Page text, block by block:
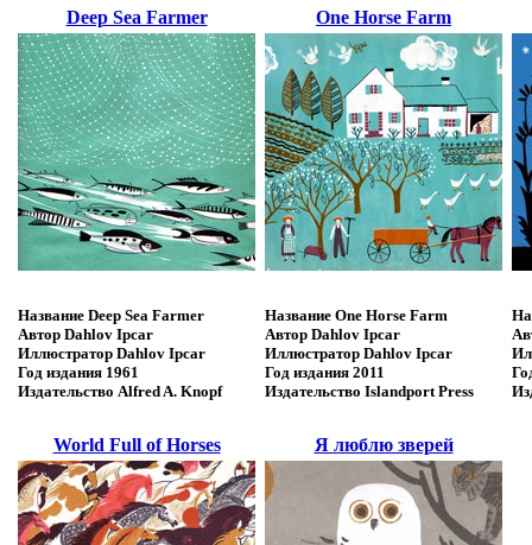
Deep Sea Farmer One Horse Farm
Название Deep Sea Farmer
Автор Dahlov Ipcar
Иллюстратор Dahlov Ipcar
Год издания 1961
Издательство Alfred A. Knopf
Название One Horse Farm
Автор Dahlov Ipcar
Иллюстратор Dahlov Ipcar
Год издания 2011
Издательство Islandport Press
World Full of Horses Я люблю зверей